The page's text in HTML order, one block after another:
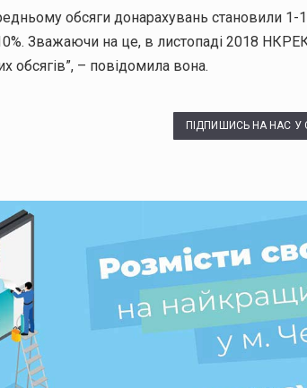
обсяги донарахувань становили 1-
Зважаючи на це, в листопаді 2018
обсягів”, – повідомила вона.
ПІДПИШИСЬ НА НАС